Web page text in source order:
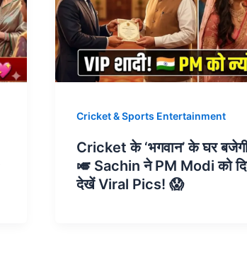
Cricket & Sports Entertainment
Cricket के ‘भगवान’ के घर
🎺 Sachin ने PM Modi को
देखें Viral Pics! 😱